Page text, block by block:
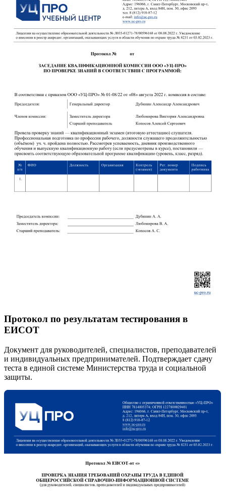
Протокол по результатам тестирования в
ЕИСОТ
Документ для руководителей, специалистов, преподавателей
и индивидуальных предпринимателей. Подтверждает сдачу
теста в единой системе Министерства труда и социальной
защиты.